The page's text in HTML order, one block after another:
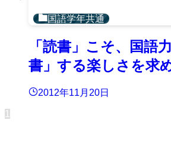
国語学年共通
「読書」こそ、国
書」する楽しさを
2012年11月20日
1